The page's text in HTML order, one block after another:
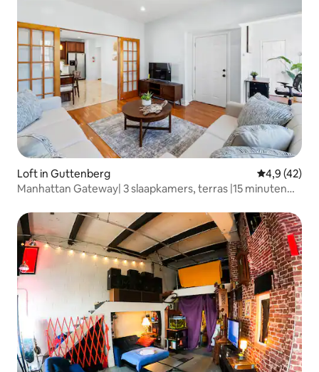
Loft in Guttenberg
4,9 (42)
Manhattan Gateway| 3 slaapkamers, terras |15 minuten